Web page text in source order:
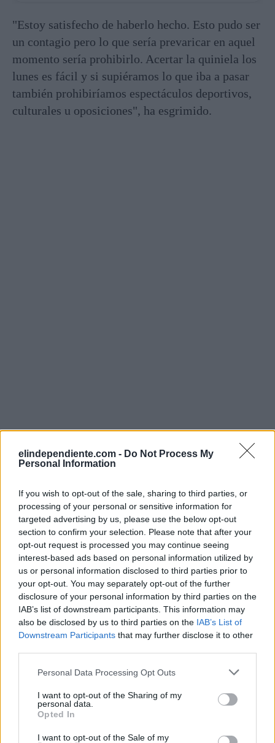
elindependiente.com - Do Not Process My
Personal Information
If you wish to opt-out of the sale, sharing to third parties, or
processing of your personal or sensitive information for
targeted advertising by us, please use the below opt-out
section to confirm your selection. Please note that after your
opt-out request is processed you may continue seeing
interest-based ads based on personal information utilized by
us or personal information disclosed to third parties prior to
your opt-out. You may separately opt-out of the further
disclosure of your personal information by third parties on the
IAB’s list of downstream participants. This information may
also be disclosed by us to third parties on the IAB’s List of
Downstream Participants that may further disclose it to other
Personal Data Processing Opt Outs
I want to opt-out of the Sharing of my
personal data.
Opted In
I want to opt-out of the Sale of my
"Estoy satisfecho de haberlo hecho. Esto pudo ser
un contagio pero lo que sería prevaricar en aquel
momento sería prohibirlo. Acertar la quiniela los
lunes es fácil y si supiéramos lo que iba a pasar
también prohibiríamos espectáculos deportivos,
culturales u oposiciones", ha esgrimido.
España, "una democracia plena
desde 1978"
En otro orden de cosas, a raíz de la
conmemoración del XL aniversario del 23-F , el
delegado del Gobierno ha afirmado que España ha
sido una "democracia plena", frente a las críticas
de Podemos.
"Lo que algunos llaman régimen del 78 tiene un
mérito increíble. Viendo las tristes imágenes del
23F, quizá todos hemos sido un poco cicateros